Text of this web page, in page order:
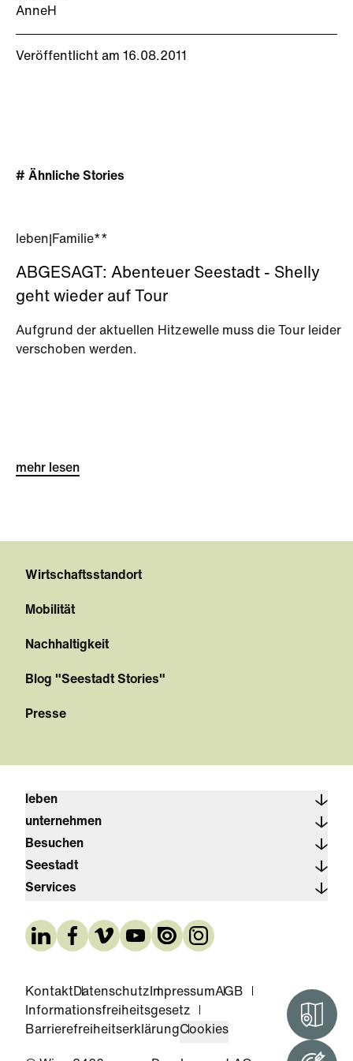
AnneH
Veröffentlicht am 16.08.2011
# Ähnliche Stories
leben Familie**
ABGESAGT: Abenteuer Seestadt - Shelly
geht wieder auf Tour
Aufgrund der aktuellen Hitzewelle muss die Tour leider
verschoben werden.
mehr lesen
Wirtschaftsstandort
Mobilität
Nachhaltigkeit
Blog "Seestadt Stories"
Presse
leben
unternehmen
Besuchen
Seestadt
Services
KontaktDatenschutz ImpressumAGB
Informationsfreiheitsgesetz
BarrierefreiheitserklärungCookies